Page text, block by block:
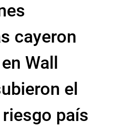
cayeron
Wall
el
país